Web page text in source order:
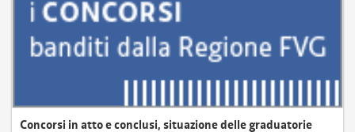
Concorsi in atto e conclusi, situazione delle graduatorie